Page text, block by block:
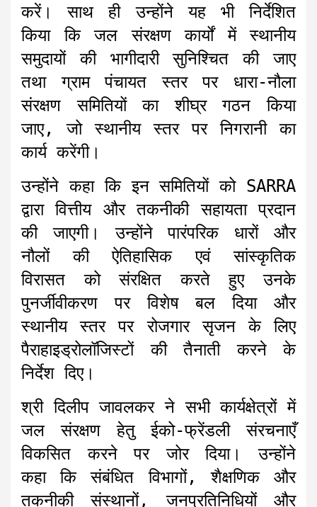
करें। साथ ही उन्होंने यह भी निर्देशित
किया कि जल संरक्षण कार्यों में स्थानीय
समुदायों की भागीदारी सुनिश्चित की जाए
तथा ग्राम पंचायत स्तर पर धारा-नौला
संरक्षण समितियों का शीघ्र गठन किया
जाए, जो स्थानीय स्तर पर निगरानी का
कार्य करेंगी।
उन्होंने कहा कि इन समितियों को SARRA
द्वारा वित्तीय और तकनीकी सहायता प्रदान
की जाएगी। उन्होंने पारंपरिक धारों और
नौलों की ऐतिहासिक एवं सांस्कृतिक
विरासत को संरक्षित करते हुए उनके
पुनर्जीवीकरण पर विशेष बल दिया और
स्थानीय स्तर पर रोजगार सृजन के लिए
पैराहाइड्रोलॉजिस्टों की तैनाती करने के
निर्देश दिए।
श्री दिलीप जावलकर ने सभी कार्यक्षेत्रों में
जल संरक्षण हेतु ईको-फ्रेंडली संरचनाएँ
विकसित करने पर जोर दिया। उन्होंने
कहा कि संबंधित विभागों, शैक्षणिक और
तकनीकी संस्थानों, जनप्रतिनिधियों और